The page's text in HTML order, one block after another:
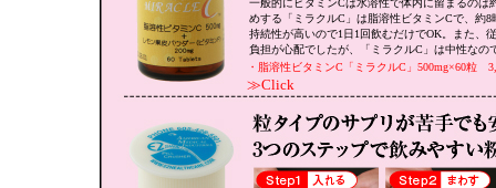
一般的にビタミンCは水溶性で体内に留まるのは
めする「ミラクルC」は脂溶性ビタミンCで、約
持続性が高いので1日1回飲むだけでOK。また、
負担が心配でしたが、「ミラクルC」は中性なの
・脂溶性ビタミンC「ミラクルC」500mg×60粒
≫Click